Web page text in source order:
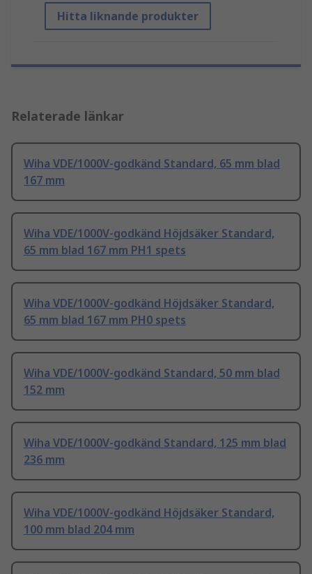
Hitta liknande produkter
Relaterade länkar
Wiha VDE/1000V-godkänd Standard, 65 mm blad
167 mm
Wiha VDE/1000V-godkänd Höjdsäker Standard,
65 mm blad 167 mm PH1 spets
Wiha VDE/1000V-godkänd Höjdsäker Standard,
65 mm blad 167 mm PH0 spets
Wiha VDE/1000V-godkänd Standard, 50 mm blad
152 mm
Wiha VDE/1000V-godkänd Standard, 125 mm blad
236 mm
Wiha VDE/1000V-godkänd Höjdsäker Standard,
100 mm blad 204 mm